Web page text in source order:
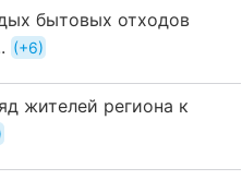
бытовых отходов
+6
жителей региона к